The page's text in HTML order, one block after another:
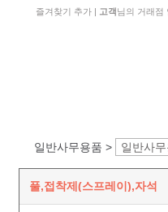
즐겨찾기 추가| 고객님의 거래점
일반사무용품 > 일반사
풀,접착제(스프레이),자석